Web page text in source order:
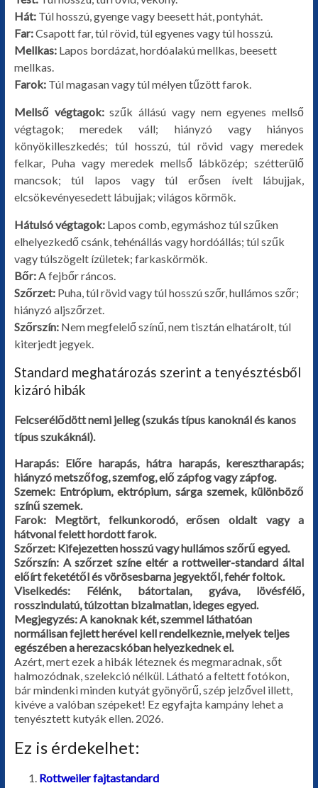
Hát: Túl hosszú, gyenge vagy beesett hát, pontyhát.
Far:Csapott far, túl rövid, túl egyenes vagy túl hosszú.
Mellkas: Lapos bordázat, hordóalakú mellkas, beesett
mellkas.
Farok: Túl magasan vagy túl mélyen tűzött farok.
Mellső végtagok:szűk állású vagy nem egyenes mellső
végtagok; meredek váll; hiányzó vagy hiányos
könyökilleszkedés; túl hosszú, túl rövid vagy meredek
felkar, Puha vagy meredek mellső lábközép; szétterülő
mancsok; túl lapos vagy túl erősen ívelt lábujjak,
elcsökevényesedett lábujjak; világos körmök.
Hátulsó végtagok: Lapos comb, egymáshoz túl szűken
elhelyezkedő csánk, tehénállás vagy hordóállás; túl szűk
vagy túlszögelt ízületek; farkaskörmök.
Bőr:A fejbőr ráncos.
Szőrzet: Puha, túl rövid vagy túl hosszú szőr, hullámos szőr;
hiányzó aljszőrzet.
Szőrszín: Nem megfelelő színű, nem tisztán elhatárolt, túl
kiterjedt jegyek.
Standard meghatározás szerint a tenyésztésből
kizáró hibák
Felcserélődött nemi jelleg (szukás típus kanoknál és kanos
típus szukáknál).
Harapás: Előre harapás, hátra harapás, keresztharapás;
hiányzó metszőfog, szemfog, elő zápfog vagy zápfog.
Szemek: Entrópium, ektrópium, sárga szemek, különböző
színű szemek.
Farok: Megtört, felkunkorodó, erősen oldalt vagy a
hátvonal felett hordott farok.
Szőrzet: Kifejezetten hosszú vagy hullámos szőrű egyed.
Szőrszín: A szőrzet színe eltér a rottweiler-standard által
előírt feketétől és vörösesbarna jegyektől, fehér foltok.
Viselkedés: Félénk, bátortalan, gyáva, lövésfélő,
rosszindulatú, túlzottan bizalmatlan, ideges egyed.
Megjegyzés: A kanoknak két, szemmel láthatóan
normálisan fejlett herével kell rendelkeznie, melyek teljes
egészében a herezacskóban helyezkednek el.
Azért, mert ezek a hibák léteznek és megmaradnak, sőt
halmozódnak, szelekció nélkül. Látható a feltett fotókon,
bár mindenki minden kutyát gyönyörű, szép jelzővel illett,
kivéve a valóban szépeket! Ez egyfajta kampány lehet a
tenyésztett kutyák ellen. 2026.
Ez is érdekelhet:
Rottweiler fajtastandard